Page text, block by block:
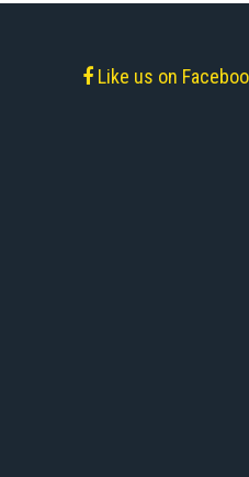
Like us on